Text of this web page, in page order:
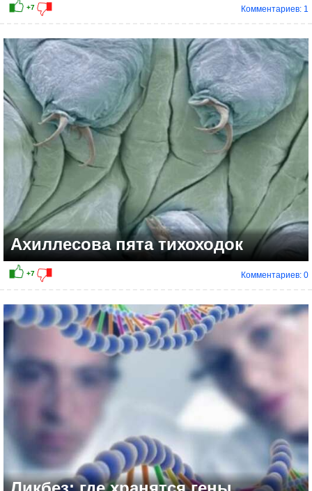
+3
Комментариев: 1
Ахиллесова пята тихоходок
Комментариев: 0